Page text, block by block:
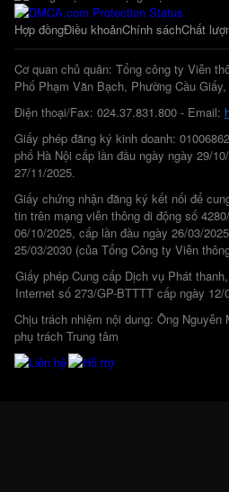
Hợp đồngĐiều khoảnChính sáchChất
Cơ quan chủ quản: Tổng công ty Viễn
Phố Phạm Văn Bạch, Phường Cầu
Điện thoại/Fax: 024.37.831.800 - Email:
Giấy phép đăng ký kinh doanh:
phố Hà Nội cấp lần đầu ngày ngày 29/
27/11/2025.
Giấy chứng nhận đăng ký kết nối để
tin trên mạng viễn thông di động số
06/10/2025, cấp lần đầu ngày 26/03/
25/03/2030 (của Tổng Công ty Viễn
Giấy phép Cung cấp Dịch vụ Phát
Internet số 273/GP-BTTTT cấp ngày 12/
Chịu trách nhiệm nội dung: Ông Nguyễn
phụ trách Trung tâm